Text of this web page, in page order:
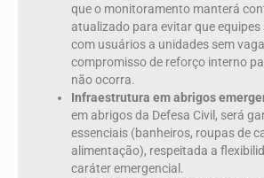
que o monitoramento manterá
atualizado para evitar que equipes
com usuários a unidades sem
compromisso de reforço interno
não ocorra.
Infraestrutura em abrigos
em abrigos da Defesa Civil, será
essenciais (banheiros, roupas de
alimentação), respeitada a
caráter emergencial.